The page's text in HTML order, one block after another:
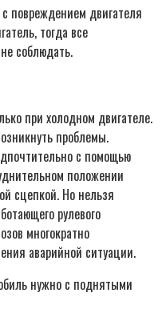
повреждением двигателя
тогда все
соблюдать.
при холодном двигателе.
проблемы.
с помощью
положении
сцепкой. Но нельзя
рулевого
многократно
аварийной ситуации.
нужно с поднятыми